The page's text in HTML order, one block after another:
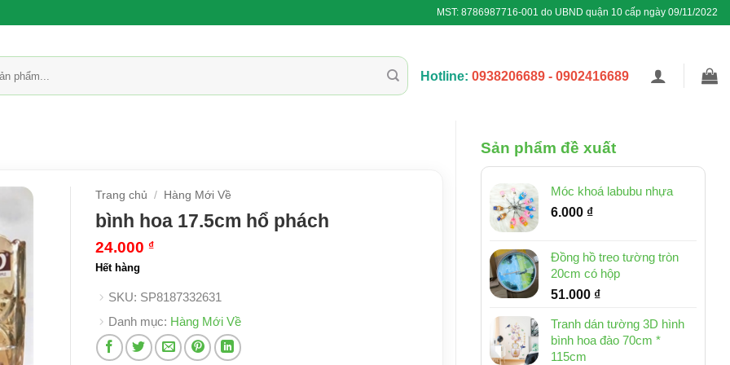
MST: 8786987716-001 do UBND quận 10 cấp ngày 09/11/2022
Hotline: 0938206689 - 0902416689
Sản phẩm đề xuất
Móc khoá labubu nhựa
6.000 ₫
Đồng hồ treo tường tròn
20cm có hộp
51.000 ₫
Tranh dán tường 3D hình
bình hoa đào 70cm *
115cm
Trang chủ / Hàng Mới Về
bình hoa 17.5cm hổ phách
24.000 ₫
Hết hàng
SKU: SP8187332631
Danh mục: Hàng Mới Về